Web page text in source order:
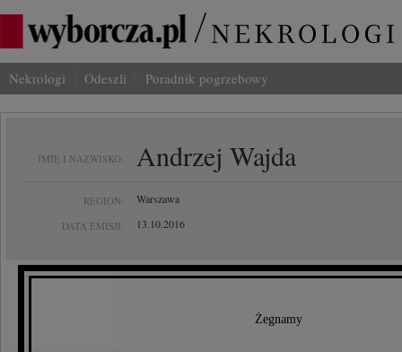
Nekrologi Odeszli Poradnik pogrzebowy
IMIĘ I NAZWISKO: Andrzej Wajda
REGION: Warszawa
DATA EMISJI: 13.10.2016
Żegnamy